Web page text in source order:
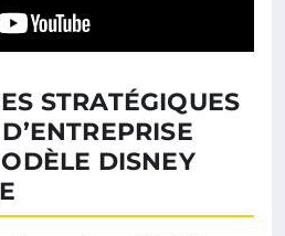
STRATÉGIQUES
DISNEY